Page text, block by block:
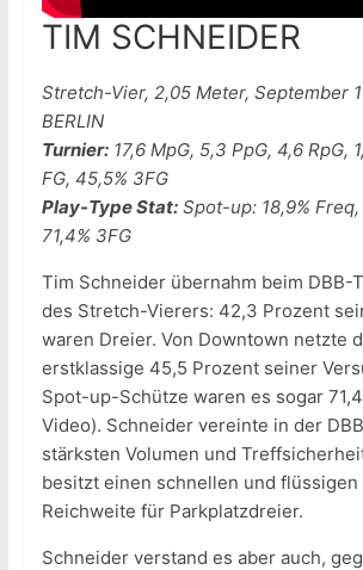
TIM SCHNEIDER
Stretch-Vier, 2,05 Meter, September
BERLIN
Turnier:17,6 MpG, 5,3 PpG, 4,6 RpG,
FG, 45,5% 3FG
Play-Type Stat:Spot-up: 18,9% Freq,
71,4% 3FG
Tim Schneider übernahm beim DBB-
des Stretch-Vierers: 42,3 Prozent
waren Dreier. Von Downtown netzte
erstklassige 45,5 Prozent seiner
Spot-up-Schütze waren es sogar
Video). Schneider vereinte in der
stärksten Volumen und
besitzt einen schnellen und
Reichweite für Parkplatzdreier.
Schneider verstand es aber auch,